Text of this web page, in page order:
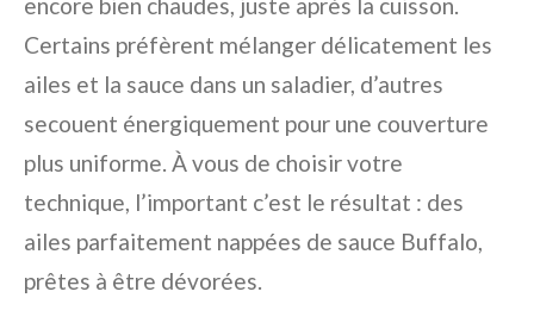
encore bien chaudes, juste après la cuisson.
Certains préfèrent mélanger délicatement les
ailes et la sauce dans un saladier, d’autres
secouent énergiquement pour une couverture
plus uniforme. À vous de choisir votre
technique, l’important c’est le résultat : des
ailes parfaitement nappées de sauce Buffalo,
prêtes à être dévorées.